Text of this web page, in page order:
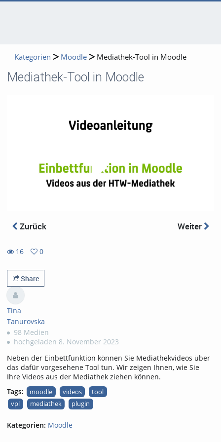
Kategorien Moodle Mediathek-Tool in Moodle
Mediathek-Tool in Moodle
Zurück Weiter
16
views
0
favorites
Share
Tina
Tanurovska
98 Medien
hochgeladen 8. November 2023
Neben der Einbettfunktion können Sie Mediathekvideos über
das dafür vorgesehene Tool tun. Wir zeigen Ihnen, wie Sie
Ihre Videos aus der Mediathek ziehen können.
Tags:
moodle videos
tool
vpl
mediathek plugin
Kategorien: Moodle